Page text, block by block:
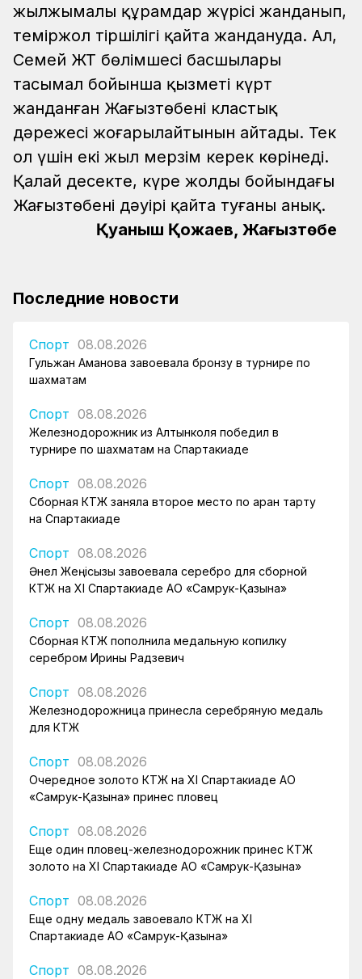
жылжымалы құрамдар жүрісі жанданып,
теміржол тіршілігі қайта жандануда. Ал,
Семей ЖТ бөлімшесі басшылары
тасымал бойынша қызметі күрт
жанданған Жаңғызтөбенің кластық
дәрежесі жоғарылайтынын айтады. Тек
ол үшін екі жыл мерзім керек көрінеді.
Қалай десекте, күре жолдың бойындағы
Жаңғызтөбенің дәуірі қайта туғаны анық.
Қуаныш Қожаев, Жаңғызтөбе
Последние новости
Спорт 08.08.2026
Гульжан Аманова завоевала бронзу в турнире по
шахматам
Спорт 08.08.2026
Железнодорожник из Алтынколя победил в
турнире по шахматам на Спартакиаде
Спорт 08.08.2026
Сборная КТЖ заняла второе место по арқан тарту
на Спартакиаде
Спорт 08.08.2026
Әнел Жеңісқызы завоевала серебро для сборной
КТЖ на XI Спартакиаде АО «Самрук-Қазына»
Спорт 08.08.2026
Сборная КТЖ пополнила медальную копилку
серебром Ирины Радзевич
Спорт 08.08.2026
Железнодорожница принесла серебряную медаль
для КТЖ
Спорт 08.08.2026
Очередное золото КТЖ на XI Спартакиаде АО
«Самрук-Қазына» принес пловец
Спорт 08.08.2026
Еще один пловец-железнодорожник принес КТЖ
золото на XI Спартакиаде АО «Самрук-Қазына»
Спорт 08.08.2026
Еще одну медаль завоевало КТЖ на XI
Спартакиаде АО «Самрук-Қазына»
Спорт 08.08.2026